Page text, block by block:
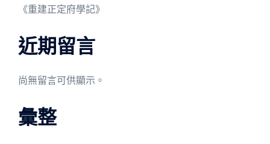
《重建正定府學記》
近期留言
尚無留言可供顯示。
彙整